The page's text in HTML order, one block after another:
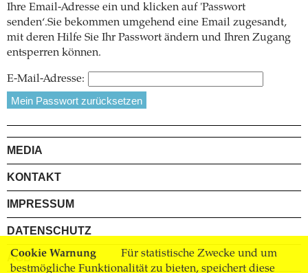
Cookie Warnung
Für statistische Zwecke und um
bestmögliche Funktionalität zu bieten, speichert diese
Ihre Email-Adresse ein und klicken auf 'Passwort
senden‘.Sie bekommen umgehend eine Email zugesandt,
mit deren Hilfe Sie Ihr Passwort ändern und Ihren Zugang
entsperren können.
E-Mail-Adresse:
MEDIA
KONTAKT
IMPRESSUM
DATENSCHUTZ
AGB